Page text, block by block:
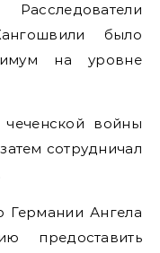
было
на уровне
войны
сотрудничал
Германии Ангела
предоставить